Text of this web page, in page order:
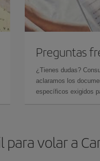
Preguntas
¿Tienes dudas?
aclaramos los
específicos exigidos
volar a